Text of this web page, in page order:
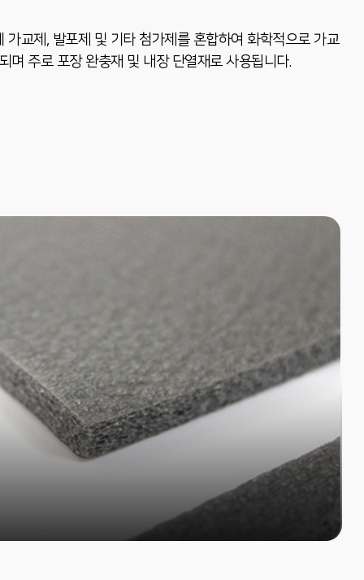
교제, 발포제 및 기타 첨가제를 혼합하여 화학적으로 가교
며 주로 포장 완충재 및 내장 단열재로 사용됩니다.